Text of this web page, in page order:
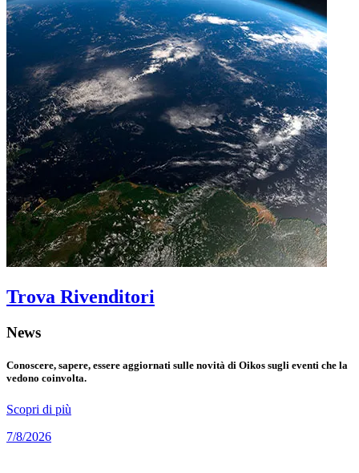
Trova Rivenditori
News
Conoscere, sapere, essere aggiornati sulle novità di Oikos sugli eventi che la
vedono coinvolta.
Scopri di più
7/8/2026